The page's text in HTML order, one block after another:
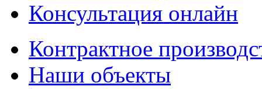
Консультация онлайн
Контрактное
Наши объекты